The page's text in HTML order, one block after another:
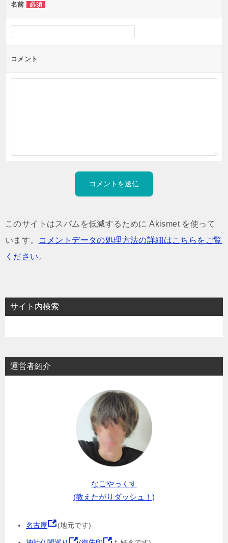
ー
シ
ン
名前 必須
コメント
このサイトはスパムを低減するために Akismet を使って
います。
コメントデータの処理方法の詳細はこちらをご覧
ください 。
サイト内検索
運営者紹介
なごやっくす
(教えたがりダッシュ！)
名古屋 (地元です)